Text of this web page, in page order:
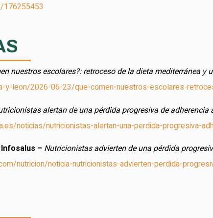
nuestros escolares?: retroceso de la dieta mediterránea y
y-leon/2026-06-23/que-comen-nuestros-escolares-
alertan de una pérdida progresiva de adherencia
noticias/nutricionistas-alertan-una-perdida-progresiva-
– Nutricionistas advierten de una pérdida
nutricion/noticia-nutricionistas-advierten-perdida-